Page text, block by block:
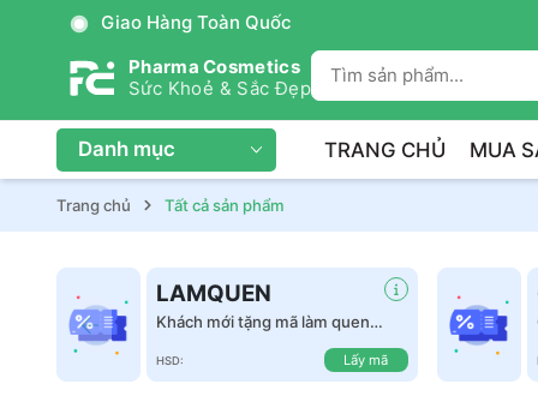
Giao Hàng Toàn Quốc
Pharma Cosmetics
Sức Khoẻ & Sắc Đẹp
Danh mục TRANG CHỦ MUA
Trang chủ Tất cả sản phẩm
LAMQUEN
Khách mới tặng mã làm quen
HSD: Lấy mã